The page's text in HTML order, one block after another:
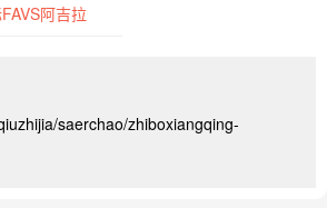
阿吉拉
saerchao/zhiboxiangqing-